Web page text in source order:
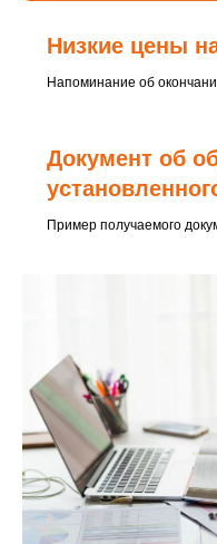
Низкие цены
Напоминание об
Документ об
Пример получаемого